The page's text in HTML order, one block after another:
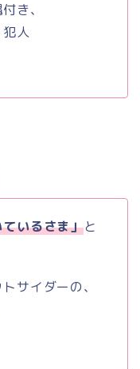
き、
人
いるさま」と
サイダーの、